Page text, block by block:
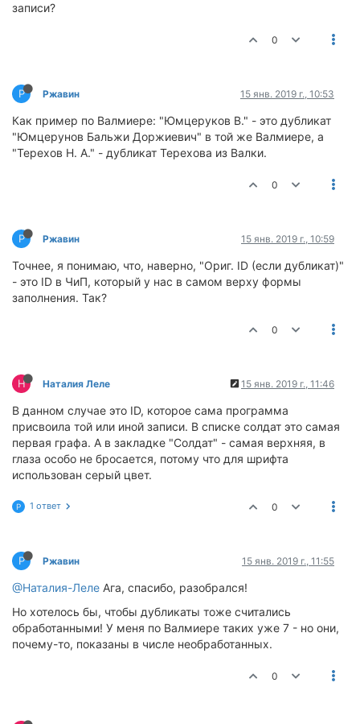
записи?
0
Р Ржавин 15 янв. 2019 г., 10:53
Как пример по Валмиере: "Юмцеруков В." - это дубликат
"Юмцерунов Бальжи Доржиевич" в той же Валмиере, а
"Терехов Н. А." - дубликат Терехова из Валки.
0
Р Ржавин 15 янв. 2019 г., 10:59
Точнее, я понимаю, что, наверно, "Ориг. ID (если дубликат)"
- это ID в ЧиП, который у нас в самом верху формы
заполнения. Так?
0
Н Наталия Леле 15 янв. 2019 г., 11:46
В данном случае это ID, которое сама программа
присвоила той или иной записи. В списке солдат это самая
первая графа. А в закладке "Солдат" - самая верхняя, в
глаза особо не бросается, потому что для шрифта
использован серый цвет.
Р 1 ответ 0
Р Ржавин 15 янв. 2019 г., 11:55
@Наталия-Леле Ага, спасибо, разобрался!
Но хотелось бы, чтобы дубликаты тоже считались
обработанными! У меня по Валмиере таких уже 7 - но они,
почему-то, показаны в числе необработанных.
0